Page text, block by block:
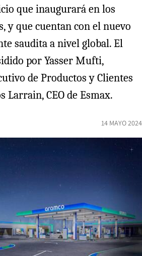
que inaugurará en los
y que cuentan con el nuevo
saudita a nivel global. El
por Yasser Mufti,
de Productos y Clientes
Larrain, CEO de Esmax.
14 MAYO 2024